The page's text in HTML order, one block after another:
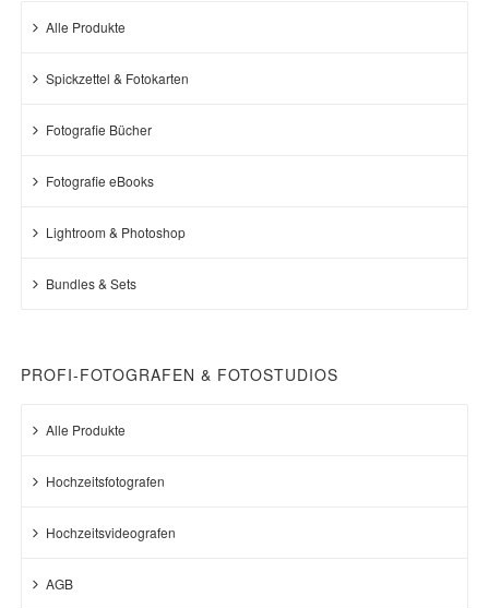
Alle Produkte
Spickzettel & Fotokarten
Fotografie Bücher
Fotografie eBooks
Lightroom & Photoshop
Bundles & Sets
PROFI-FOTOGRAFEN & FOTOSTUDIOS
Alle Produkte
Hochzeitsfotografen
Hochzeitsvideografen
AGB